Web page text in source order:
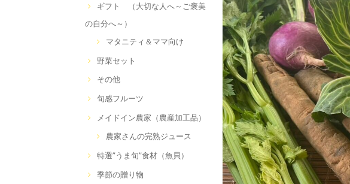
ギフト （大切な人へ～ご褒美
の自分へ～）
マタニティ＆ママ向け
野菜セット
その他
旬感フルーツ
メイドイン農家（農産加工品）
農家さんの完熟ジュース
特選”うま旬”食材（魚貝）
季節の贈り物